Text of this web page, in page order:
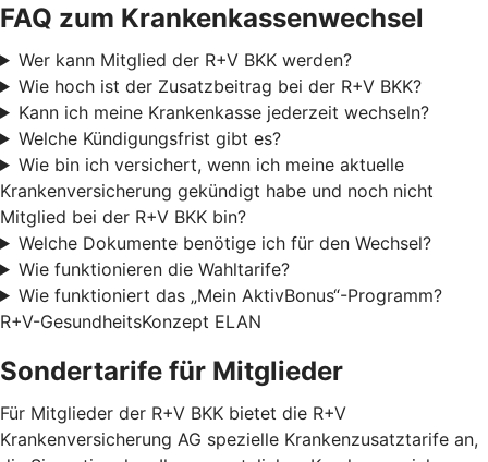
FAQ zum Krankenkassenwechsel
Wer kann Mitglied der R+V BKK werden?
Wie hoch ist der Zusatzbeitrag bei der R+V BKK?
Kann ich meine Krankenkasse jederzeit wechseln?
Welche Kündigungsfrist gibt es?
Wie bin ich versichert, wenn ich meine aktuelle
Krankenversicherung gekündigt habe und noch nicht
Mitglied bei der R+V BKK bin?
Welche Dokumente benötige ich für den Wechsel?
Wie funktionieren die Wahltarife?
Wie funktioniert das „Mein AktivBonus“-Programm?
R+V-GesundheitsKonzept ELAN
Sondertarife für Mitglieder
Für Mitglieder der R+V BKK bietet die R+V
Krankenversicherung AG spezielle Krankenzusatztarife an,